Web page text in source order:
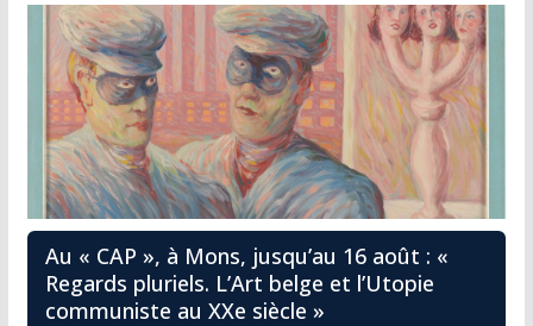
Au « CAP », à Mons, jusqu’au 16 août : «
Regards pluriels. L’Art belge et l’Utopie
communiste au XXe siècle »